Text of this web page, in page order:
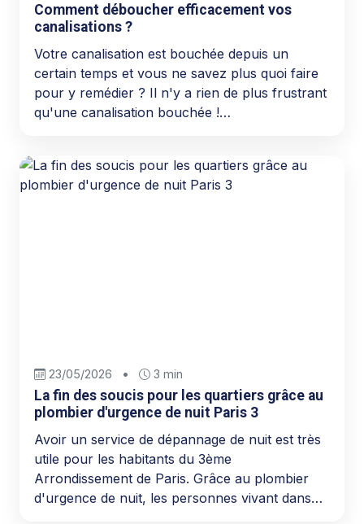
Comment déboucher efficacement vos
canalisations ?
Votre canalisation est bouchée depuis un
certain temps et vous ne savez plus quoi faire
pour y remédier ? Il n'y a rien de plus frustrant
qu'une canalisation bouchée !…
23/05/2026 • 3 min
La fin des soucis pour les quartiers grâce au
plombier d'urgence de nuit Paris 3
Avoir un service de dépannage de nuit est très
utile pour les habitants du 3ème
Arrondissement de Paris. Grâce au plombier
d'urgence de nuit, les personnes vivant dans…